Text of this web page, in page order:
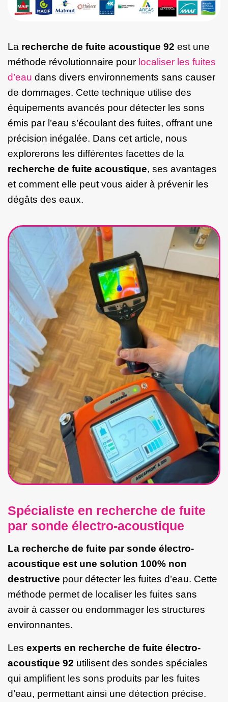
La recherche de fuite acoustique 92 est une
méthode révolutionnaire pour localiser les fuites
d’eau dans divers environnements sans causer
de dommages. Cette technique utilise des
équipements avancés pour détecter les sons
émis par l’eau s’écoulant des fuites, offrant une
précision inégalée. Dans cet article, nous
explorerons les différentes facettes de la
recherche de fuite acoustique, ses avantages
et comment elle peut vous aider à prévenir les
dégâts des eaux.
Spécialiste en recherche de fuite
par sonde électro-acoustique
La recherche de fuite par sonde électro-
acoustique est une solution 100% non
destructive pour détecter les fuites d’eau. Cette
méthode permet de localiser les fuites sans
avoir à casser ou endommager les structures
environnantes.
Les experts en recherche de fuite électro-
acoustique 92 utilisent des sondes spéciales
qui amplifient les sons produits par les fuites
d’eau, permettant ainsi une détection précise.